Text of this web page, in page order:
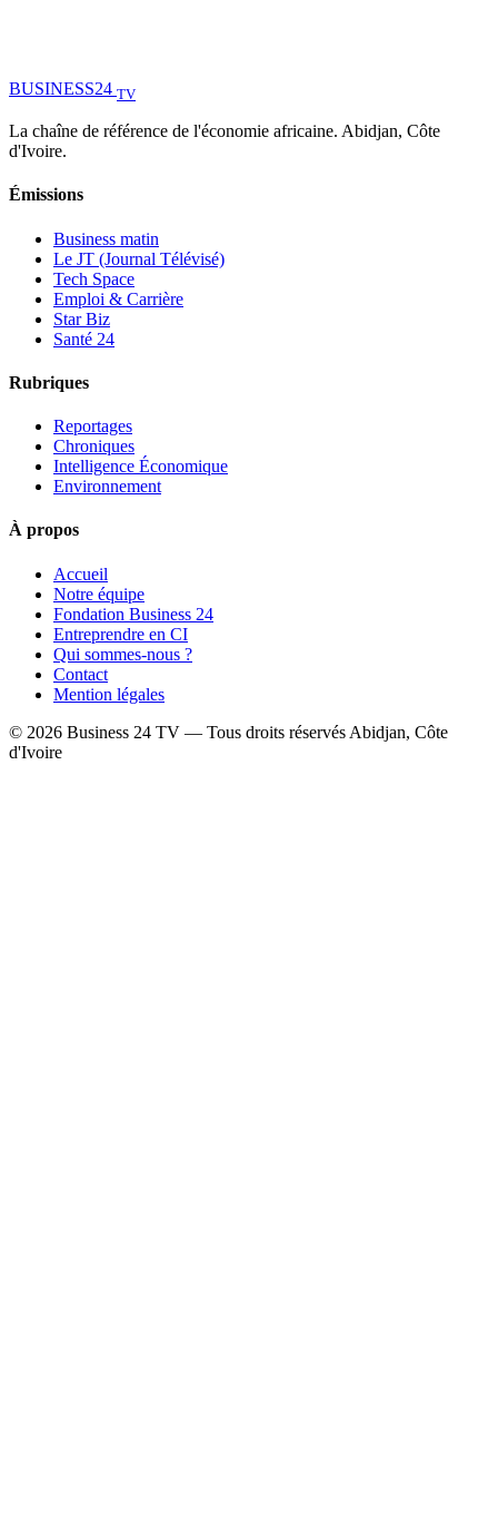
BUSINESS24 TV
La chaîne de référence de l'économie africaine. Abidjan, Côte
d'Ivoire.
Émissions
Business matin
Le JT (Journal Télévisé)
Tech Space
Emploi & Carrière
Star Biz
Santé 24
Rubriques
Reportages
Chroniques
Intelligence Économique
Environnement
À propos
Accueil
Notre équipe
Fondation Business 24
Entreprendre en CI
Qui sommes-nous ?
Contact
Mention légales
© 2026 Business 24 TV — Tous droits réservés Abidjan, Côte
d'Ivoire